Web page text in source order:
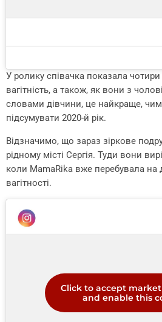
У ролику співачка показала
вагітність, а також, як вони з
словами дівчини, це найкраще,
підсумувати 2020-й рік.
Відзначимо, що зараз зіркове
рідному місті Сергія. Туди вони
коли MamaRika вже перебувала на
вагітності.
Click to accept
and enable this